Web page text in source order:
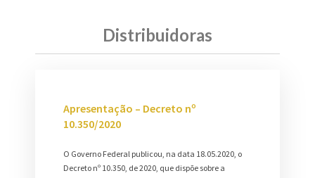
Distribuidoras
Apresentação – Decreto nº
10.350/2020
O Governo Federal publicou, na data 18.05.2020, o
Decreto nº 10.350, de 2020, que dispõe sobre a